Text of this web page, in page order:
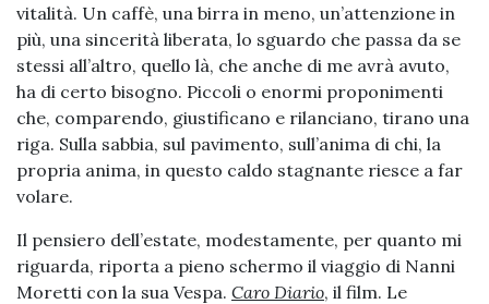
vitalità. Un caffè, una birra in meno, un’attenzione in
più, una sincerità liberata, lo sguardo che passa da se
stessi all’altro, quello là, che anche di me avrà avuto,
ha di certo bisogno. Piccoli o enormi proponimenti
che, comparendo, giustificano e rilanciano, tirano una
riga. Sulla sabbia, sul pavimento, sull’anima di chi, la
propria anima, in questo caldo stagnante riesce a far
volare.
Il pensiero dell’estate, modestamente, per quanto mi
riguarda, riporta a pieno schermo il viaggio di Nanni
Moretti con la sua Vespa. Caro Diario, il film. Le